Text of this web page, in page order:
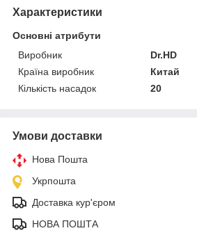
Характеристики
Основні атрибути
Виробник
Dr.HD
Країна виробник
Китай
Кількість насадок
20
Умови доставки
Нова Пошта
Укрпошта
Доставка кур'єром
НОВА ПОШТА